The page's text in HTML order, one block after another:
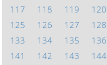
117
118 119 120
125
126 127 128
133
134 135 136
141
142 143 144